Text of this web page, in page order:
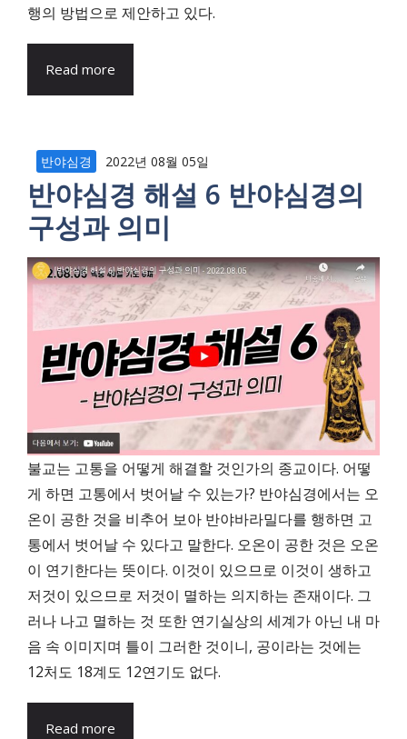
행의 방법으로 제안하고 있다.
Read more
반야심경 2022년 08월 05일
반야심경 해설 6 반야심경의
구성과 의미
불교는 고통을 어떻게 해결할 것인가의 종교이다. 어떻
게 하면 고통에서 벗어날 수 있는가? 반야심경에서는 오
온이 공한 것을 비추어 보아 반야바라밀다를 행하면 고
통에서 벗어날 수 있다고 말한다. 오온이 공한 것은 오온
이 연기한다는 뜻이다. 이것이 있으므로 이것이 생하고
저것이 있으므로 저것이 멸하는 의지하는 존재이다. 그
러나 나고 멸하는 것 또한 연기실상의 세계가 아닌 내 마
음 속 이미지며 틀이 그러한 것이니, 공이라는 것에는
12처도 18계도 12연기도 없다.
Read more